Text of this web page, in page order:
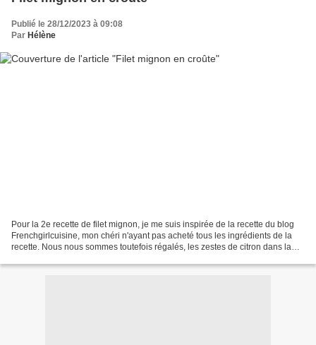
Publié le 28/12/2023 à 09:08
Par Hélène
Pour la 2e recette de filet mignon, je me suis inspirée de la recette du blog
Frenchgirlcuisine, mon chéri n'ayant pas acheté tous les ingrédients de la
recette. Nous nous sommes toutefois régalés, les zestes de citron dans la